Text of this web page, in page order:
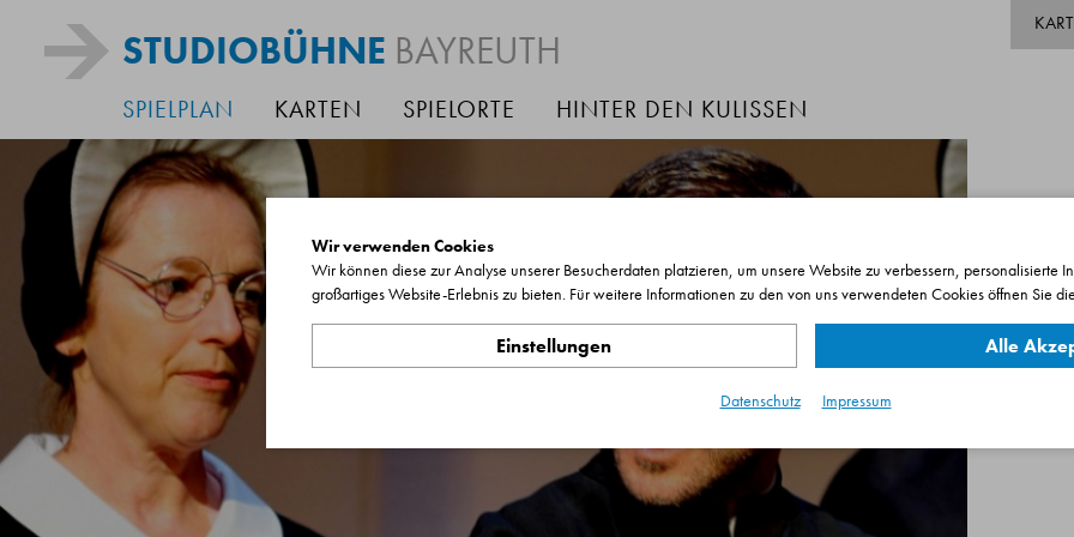
STUDIOBÜHNE BAYREUTH
SPIELPLAN KARTEN SPIELORTE HINTER DEN KULISSEN
Wir verwenden Cookies
Wir können diese zur Analyse unserer Besucherdaten platzieren, um unsere Website zu verbessern, personalisierte
großartiges Website-Erlebnis zu bieten. Für weitere Informationen zu den von uns verwendeten Cookies öffnen Sie
Einstellungen Alle
Datenschutz Impressum